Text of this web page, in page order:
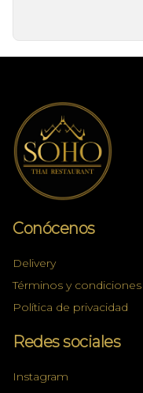
Conócenos
Delivery
Términos y condiciones
Política de privacidad
Redes sociales
Instagram